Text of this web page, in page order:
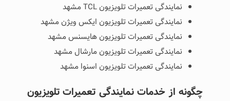
نمایندگی تعمیرات تلویزیون TCL مشهد
نمایندگی تعمیرات تلویزیون ایکس ویژن مشهد
نمایندگی تعمیرات تلویزیون هایسنس مشهد
نمایندگی تعمیرات تلویزیون مارشال مشهد
نمایندگی تعمیرات تلویزیون اسنوا مشهد
چگونه از خدمات نمایندگی تعمیرات تلویزیون